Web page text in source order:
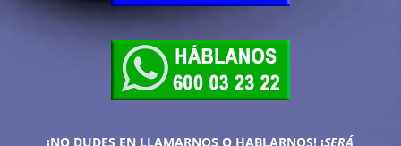
¡NO DUDES EN LLAMARNOS O HABLARNOS! ¡SERÁ